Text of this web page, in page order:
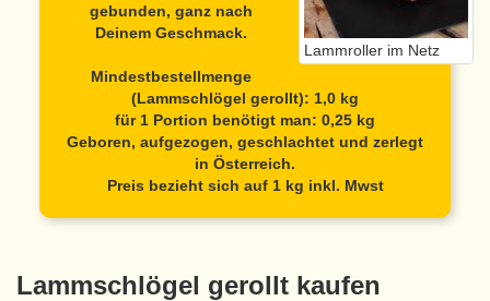
Lammroller im Netz
gebunden, ganz nach
Deinem Geschmack.
Mindestbestellmenge
(Lammschlögel gerollt): 1,0 kg
für 1 Portion benötigt man: 0,25 kg
Geboren, aufgezogen, geschlachtet und zerlegt
in Österreich.
Preis bezieht sich auf 1 kg inkl. Mwst
Lammschlögel gerollt kaufen